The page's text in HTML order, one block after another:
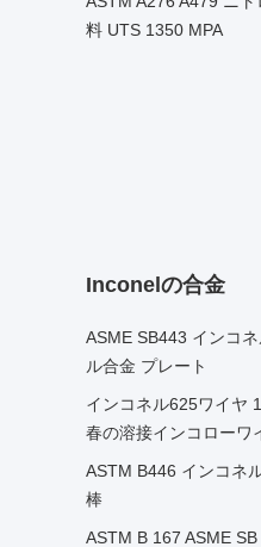
料 UTS 1350 MPA
Inconelの合金
ASME SB443 インコ
ル合金 プレート
インコネル625ワイヤ
春の溶接インコローワ
ASTM B446 インコネ
棒
ASTM B 167 ASME